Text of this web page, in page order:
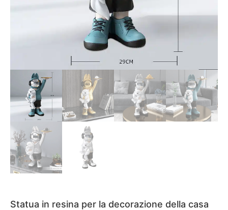
Statua in resina per la decorazione della casa